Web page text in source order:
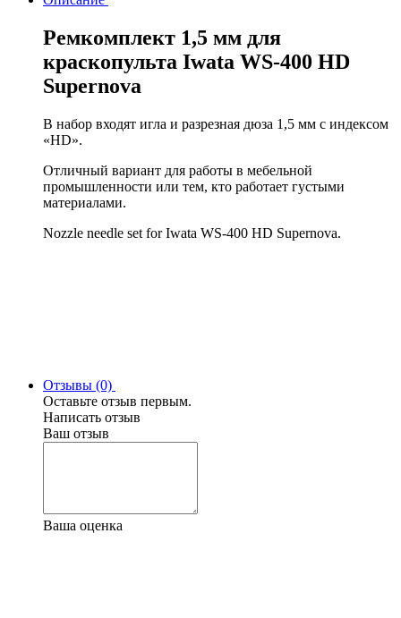
Ремкомплект 1,5 мм для
краскопульта Iwata WS-400 HD
Supernova
В набор входят игла и разрезная дюза 1,5 мм с индексом
«HD».
Отличный вариант для работы в мебельной
промышленности или тем, кто работает густыми
материалами.
Nozzle needle set for Iwata WS-400 HD Supernova.
Отзывы (0)
Оставьте отзыв первым.
Написать отзыв
Ваш отзыв
Ваша оценка